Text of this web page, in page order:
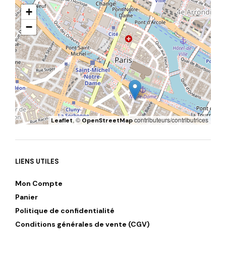
+
−
Leaflet, ©OpenStreetMapcontributeurs/contributrices
LIENS UTILES
Mon Compte
Panier
Politique de confidentialité
Conditions générales de vente (CGV)